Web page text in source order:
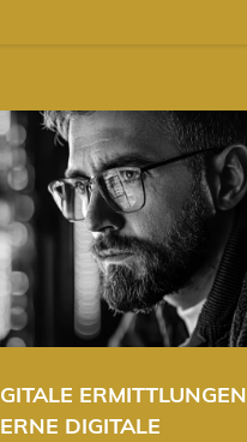
ERMITTLUNGEN
DIGITALE